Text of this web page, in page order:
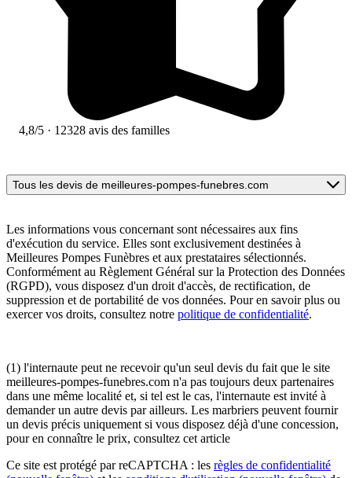
4,8/5 · 12328 avis des familles
Tous les devis de meilleures-pompes-funebres.com
Les informations vous concernant sont nécessaires aux fins
d'exécution du service. Elles sont exclusivement destinées à
Meilleures Pompes Funèbres et aux prestataires sélectionnés.
Conformément au Règlement Général sur la Protection des Données
(RGPD), vous disposez d'un droit d'accès, de rectification, de
suppression et de portabilité de vos données. Pour en savoir plus ou
exercer vos droits, consultez notre politique de confidentialité.
(1) l'internaute peut ne recevoir qu'un seul devis du fait que le site
meilleures-pompes-funebres.com n'a pas toujours deux partenaires
dans une même localité et, si tel est le cas, l'internaute est invité à
demander un autre devis par ailleurs. Les marbriers peuvent fournir
un devis précis uniquement si vous disposez déjà d'une concession,
pour en connaître le prix, consultez cet article
Ce site est protégé par reCAPTCHA : les règles de confidentialité